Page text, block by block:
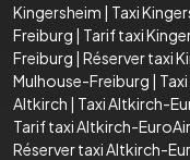
Kingersheim | Taxi
Freiburg | Tarif taxi
Freiburg | Réserver taxi
Mulhouse-Freiburg |
Altkirch | Taxi Altkirch-
Tarif taxi Altkirch-
Réserver taxi Altkirch-